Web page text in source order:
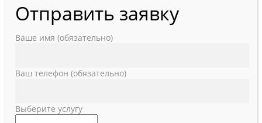
Отправить заявку
Ваше имя (обязательно)
Ваш телефон (обязательно)
Выберите услугу